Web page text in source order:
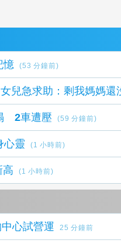
記憶 (53 分鐘前)
兒急求助：剩我媽媽還
2車遭壓 (59 分鐘前)
心靈 (1 小時前)
高 (1 小時前)
心試營運 25 分鐘前